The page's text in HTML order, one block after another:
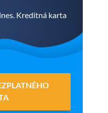
Kreditná karta